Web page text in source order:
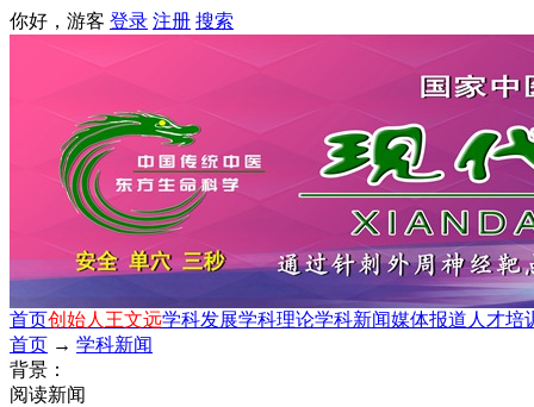
你好，游客 登录 注册 搜索
首页创始人王文远学科发展学科理论学科新闻媒体报道 人才培
首页 → 学科新闻
背景：
阅读新闻